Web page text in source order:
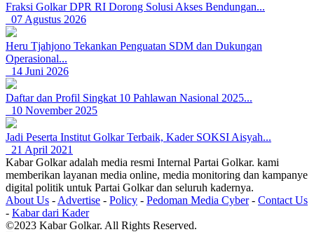
Fraksi Golkar DPR RI Dorong Solusi Akses Bendungan...
07 Agustus 2026
Heru Tjahjono Tekankan Penguatan SDM dan Dukungan
Operasional...
14 Juni 2026
Daftar dan Profil Singkat 10 Pahlawan Nasional 2025...
10 November 2025
Jadi Peserta Institut Golkar Terbaik, Kader SOKSI Aisyah...
21 April 2021
Kabar Golkar adalah media resmi Internal Partai Golkar. kami
memberikan layanan media online, media monitoring dan kampanye
digital politik untuk Partai Golkar dan seluruh kadernya.
About Us - Advertise - Policy - Pedoman Media Cyber- Contact Us
- Kabar dari Kader
©2023 Kabar Golkar. All Rights Reserved.